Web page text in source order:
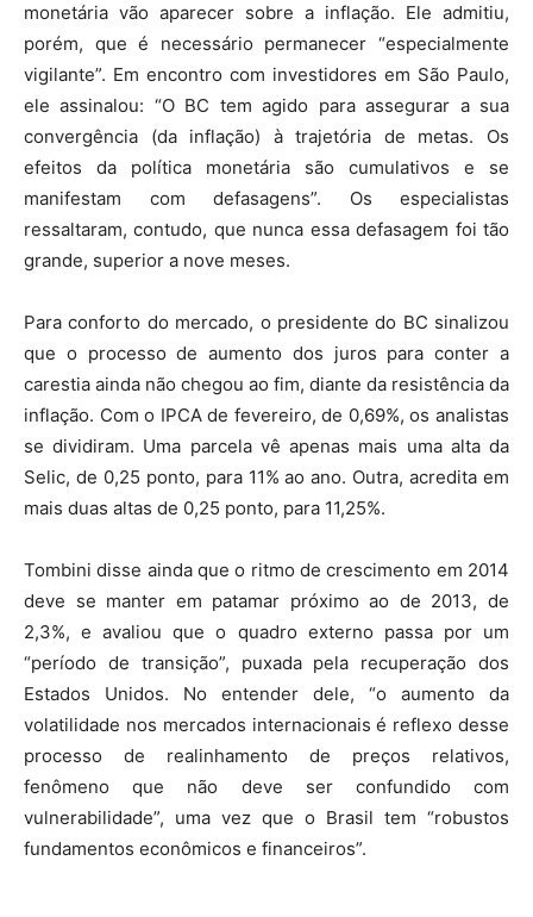
monetária vão aparecer sobre a inflação. Ele admitiu,
porém, que é necessário permanecer “especialmente
vigilante”. Em encontro com investidores em São Paulo,
ele assinalou: “O BC tem agido para assegurar a sua
convergência (da inflação) à trajetória de metas. Os
efeitos da política monetária são cumulativos e se
manifestam com defasagens”. Os especialistas
ressaltaram, contudo, que nunca essa defasagem foi tão
grande, superior a nove meses.
Para conforto do mercado, o presidente do BC sinalizou
que o processo de aumento dos juros para conter a
carestia ainda não chegou ao fim, diante da resistência da
inflação. Com o IPCA de fevereiro, de 0,69%, os analistas
se dividiram. Uma parcela vê apenas mais uma alta da
Selic, de 0,25 ponto, para 11% ao ano. Outra, acredita em
mais duas altas de 0,25 ponto, para 11,25%.
Tombini disse ainda que o ritmo de crescimento em 2014
deve se manter em patamar próximo ao de 2013, de
2,3%, e avaliou que o quadro externo passa por um
“período de transição”, puxada pela recuperação dos
Estados Unidos. No entender dele, “o aumento da
volatilidade nos mercados internacionais é reflexo desse
processo de realinhamento de preços relativos,
fenômeno que não deve ser confundido com
vulnerabilidade”, uma vez que o Brasil tem “robustos
fundamentos econômicos e financeiros”.